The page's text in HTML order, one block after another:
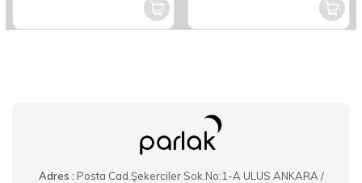
Adres : Posta Cad.Şekerciler Sok.No:1-A ULUS ANKARA /